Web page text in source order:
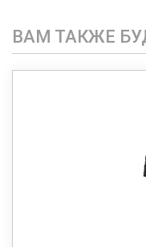
ВАМ ТАКЖЕ